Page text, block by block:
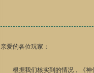
亲爱的各位玩家：
根据我们核实到的情况，《神